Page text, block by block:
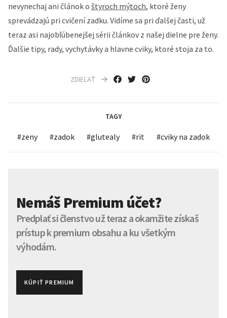
nevynechaj ani článok o štyroch mýtoch, ktoré ženy
sprevádzajú pri cvičení zadku. Vidíme sa pri ďalšej časti, už
teraz asi najobľúbenejšej sérii článkov z našej dielne pre ženy.
Ďalšie tipy, rady, vychytávky a hlavne cviky, ktoré stoja za to.
ZDIEĽAŤ
TAGY
#zeny #zadok #glutealy #rit #cviky na zadok
Nemáš Premium účet?
Predplať si členstvo už teraz a okamžite získaš
prístup k premium obsahu a ku všetkým
výhodám.
KÚPIŤ PREMIUM